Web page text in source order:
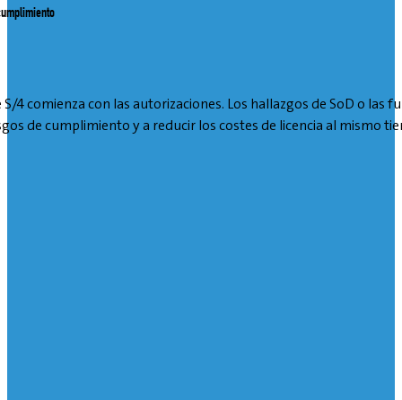
4 comienza con las autorizaciones. Los hallazgos de SoD o
de cumplimiento y a reducir los costes de licencia al mismo